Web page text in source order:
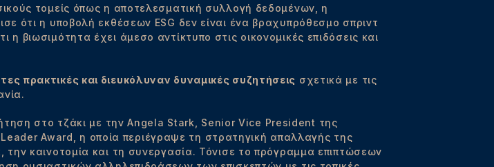
τομείς όπως η αποτελεσματική συλλογή δεδομένων, η
ότι η υποβολή εκθέσεων ESG δεν είναι ένα βραχυπρόθεσμο σπριντ
βιωσιμότητα έχει άμεσο αντίκτυπο στις οικονομικές επιδόσεις και
πρακτικές και διευκόλυναν δυναμικές συζητήσεις σχετικά με τις
στο τζάκι με την Angela Stark, Senior Vice President της
Award, η οποία περιέγραψε τη στρατηγική απαλλαγής της
καινοτομία και τη συνεργασία. Τόνισε το πρόγραμμα επιπτώσεων